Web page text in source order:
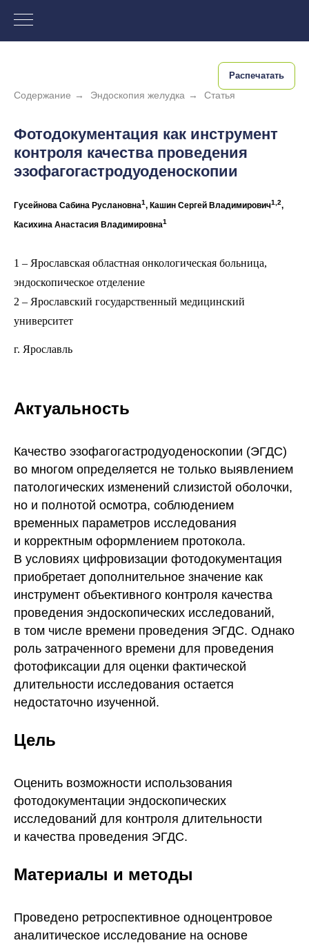
Распечатать
Содержание → Эндоскопия желудка → Статья
Фотодокументация как инструмент
контроля качества проведения
эзофагогастродуоденоскопии
Гусейнова Сабина Руслановна1, Кашин Сергей Владимирович1,2,
Касихина Анастасия Владимировна1
1 – Ярославская областная онкологическая больница,
эндоскопическое отделение
2 – Ярославский государственный медицинский
университет
г. Ярославль
Актуальность
Качество эзофагогастродуоденоскопии (ЭГДС)
во многом определяется не только выявлением
патологических изменений слизистой оболочки,
но и полнотой осмотра, соблюдением
временных параметров исследования
и корректным оформлением протокола.
В условиях цифровизации фотодокументация
приобретает дополнительное значение как
инструмент объективного контроля качества
проведения эндоскопических исследований,
в том числе времени проведения ЭГДС. Однако
роль затраченного времени для проведения
фотофиксации для оценки фактической
длительности исследования остается
недостаточно изученной.
Цель
Оценить возможности использования
фотодокументации эндоскопических
исследований для контроля длительности
и качества проведения ЭГДС.
Материалы и методы
Проведено ретроспективное одноцентровое
аналитическое исследование на основе